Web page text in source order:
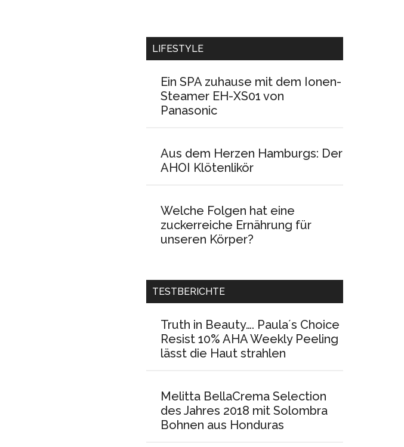
LIFESTYLE
Ein SPA zuhause mit dem Ionen-
Steamer EH-XS01 von
Panasonic
Aus dem Herzen Hamburgs: Der
AHOI Klötenlikör
Welche Folgen hat eine
zuckerreiche Ernährung für
unseren Körper?
TESTBERICHTE
Truth in Beauty…. Paula´s Choice
Resist 10% AHA Weekly Peeling
lässt die Haut strahlen
Melitta BellaCrema Selection
des Jahres 2018 mit Solombra
Bohnen aus Honduras